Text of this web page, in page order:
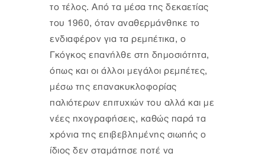
το τέλος. Από τα μέσα της δεκαετίας
του 1960, όταν αναθερμάνθηκε το
ενδιαφέρον για τα ρεμπέτικα, ο
Γκόγκος επανήλθε στη δημοσιότητα,
όπως και οι άλλοι μεγάλοι ρεμπέτες,
μέσω της επανακυκλοφορίας
παλιότερων επιτυχιών του αλλά και με
νέες ηχογραφήσεις, καθώς παρά τα
χρόνια της επιβεβλημένης σιωπής ο
ίδιος δεν σταμάτησε ποτέ να